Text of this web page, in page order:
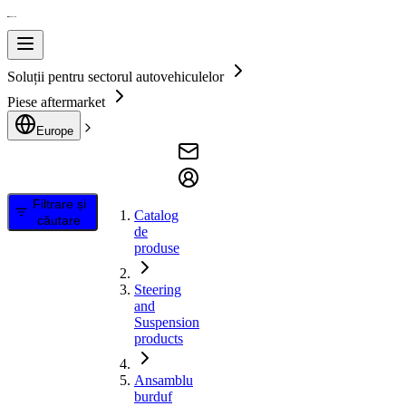
Soluții pentru sectorul autovehiculelor
Piese aftermarket
Europe
Filtrare și
căutare
Catalog
de
produse
Steering
and
Suspension
products
Ansamblu
burduf